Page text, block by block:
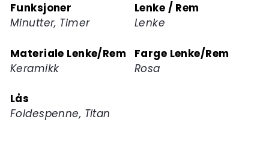
Funksjoner
Minutter, Timer
Lenke / Rem
Lenke
Materiale Lenke/Rem
Keramikk
Farge Lenke/Rem
Rosa
Lås
Foldespenne, Titan